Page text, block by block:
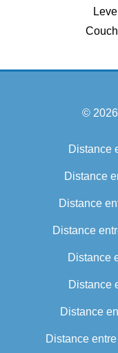
© 2026
Distance
Distance
Distance
Distance
Distance
Distance
Distance
Distance entre